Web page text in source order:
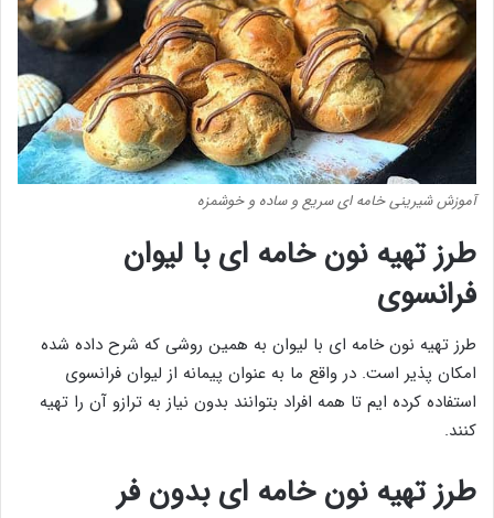
آموزش شیرینی خامه ای سریع و ساده و خوشمزه
طرز تهیه نون خامه ای با لیوان
فرانسوی
طرز تهیه نون خامه ای با لیوان به همین روشی که شرح داده شده
امکان پذیر است. در واقع ما به عنوان پیمانه از لیوان فرانسوی
استفاده کرده ایم تا همه افراد بتوانند بدون نیاز به ترازو آن را تهیه
کنند.
طرز تهیه نون خامه ای بدون فر